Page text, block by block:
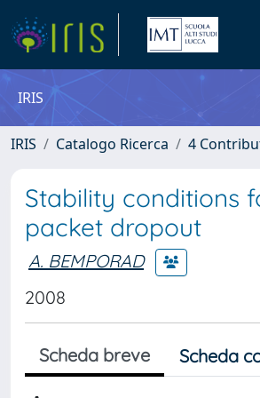
IRIS
IRIS Catalogo Ricerca 4
Stability conditions
packet dropout
A. BEMPORAD
2008
Scheda breve Scheda